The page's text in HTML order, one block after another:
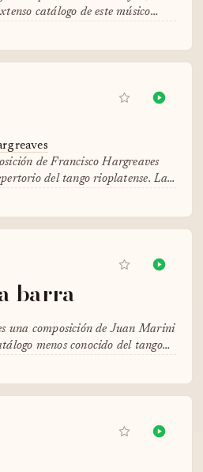
catálogo de este músico…
de Francisco Hargreaves
del tango rioplatense. La…
barra
una composición de Juan Marini
menos conocido del tango…